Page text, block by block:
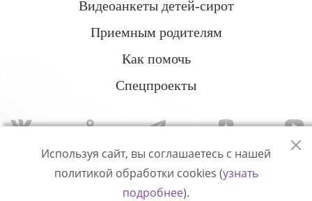
Видеоанкеты детей-сирот
Приемным родителям
Как помочь
Спецпроекты
Политика конфиденциальности
Используя сайт, вы соглашаетесь с нашей
политикой обработки cookies (узнать
подробнее).